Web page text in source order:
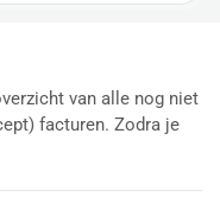
van alle nog niet
facturen. Zodra je